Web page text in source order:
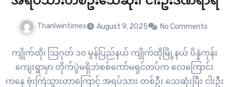
Thanlwintimes August 9, 2025 No Comments
ကျိုက်ထို၊ ဩဂုတ် ၁၀ မွန်ပြည်နယ် ကျိုက်ထိုမြို့နယ် ပိန္နဲကုန်း
ကျေးရွာမှာ တိုက်ပွဲမရှိဘဲစစ်ကော်မရှင်တပ်က လေကြောင်း
ကနေ ဗုံးကြဲသွားတာကြောင့် အရပ်သား တစ်ဦး သေဆုံးပြီး ငါးဦး